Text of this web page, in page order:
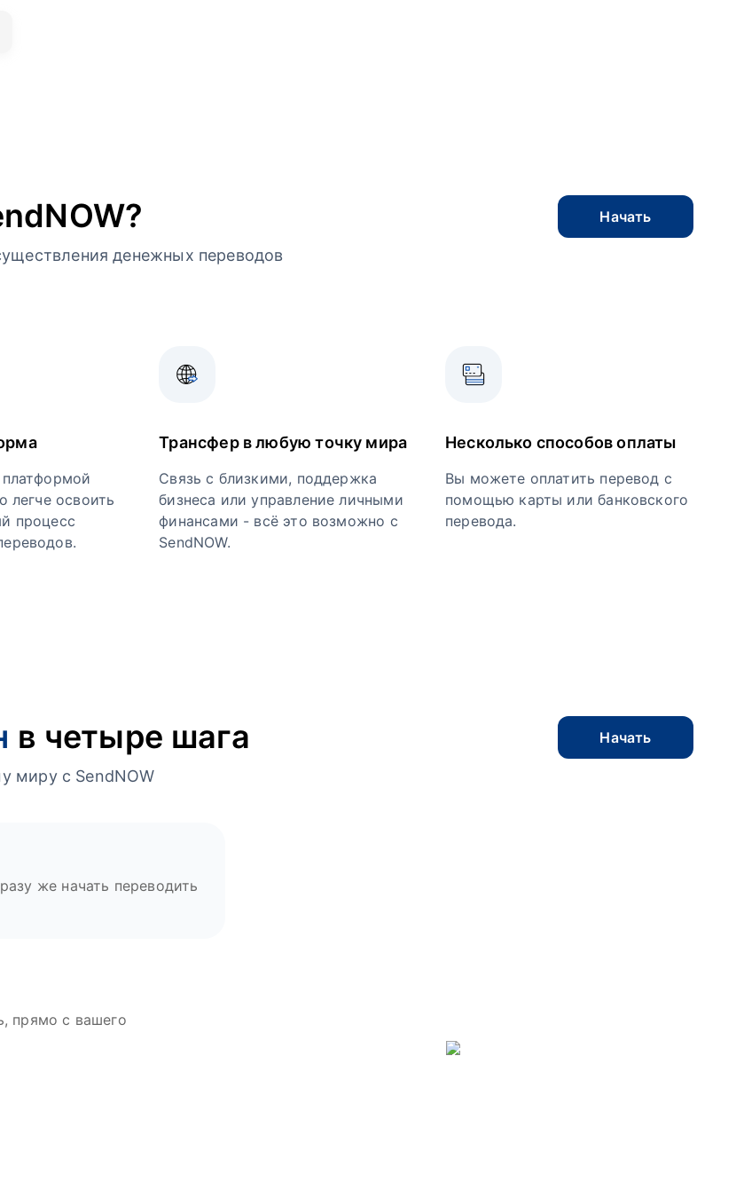
денежных переводов
Начать
легче освоить
процесс
Трансфер в любую точку мира
Связь с близкими, поддержка
бизнеса или управление личными
финансами - всё это возможно с
SendNOW.
Несколько способов оплаты
Вы можете оплатить перевод с
помощью карты или банковского
перевода.
в четыре шага
миру с SendNOW
Начать
же начать переводить
прямо с вашего